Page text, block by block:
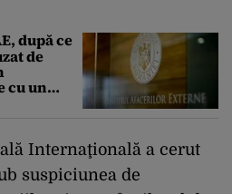
după ce
de
cu un
un
Internaţională a cerut
suspiciunea de